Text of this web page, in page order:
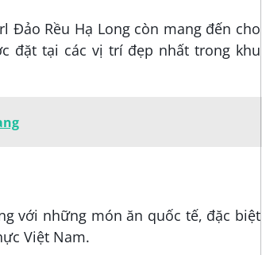
Đảo Rều Hạ Long còn mang đến cho
đặt tại các vị trí đẹp nhất trong khu
với những món ăn quốc tế, đặc biệt
Việt Nam.